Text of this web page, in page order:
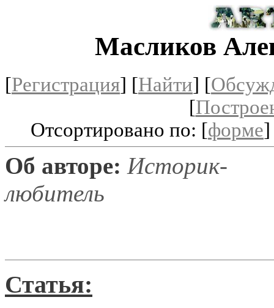
Масликов
[Регистрация] [Найти] [
[
Отсортировано по: [форме
Об авторе: Историк-
любитель
Статья: